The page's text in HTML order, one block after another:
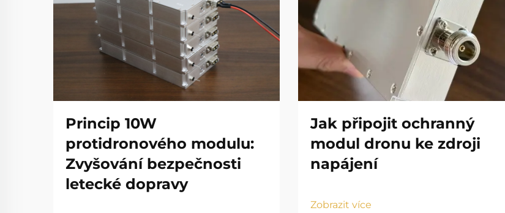
Princip 10W
protidronového modulu:
Zvyšování bezpečnosti
letecké dopravy
Jak připojit ochranný
modul dronu ke zdroji
napájení
Zobrazit více